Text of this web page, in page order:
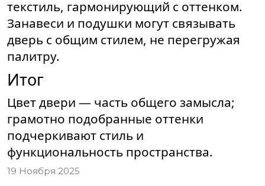
текстиль, гармонирующий с оттенком.
Занавеси и подушки могут связывать
дверь с общим стилем, не перегружая
палитру.
Итог
Цвет двери — часть общего замысла;
грамотно подобранные оттенки
подчеркивают стиль и
функциональность пространства.
19 Ноября 2025